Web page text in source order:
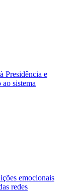
Presidência e
sistema
emocionais
redes